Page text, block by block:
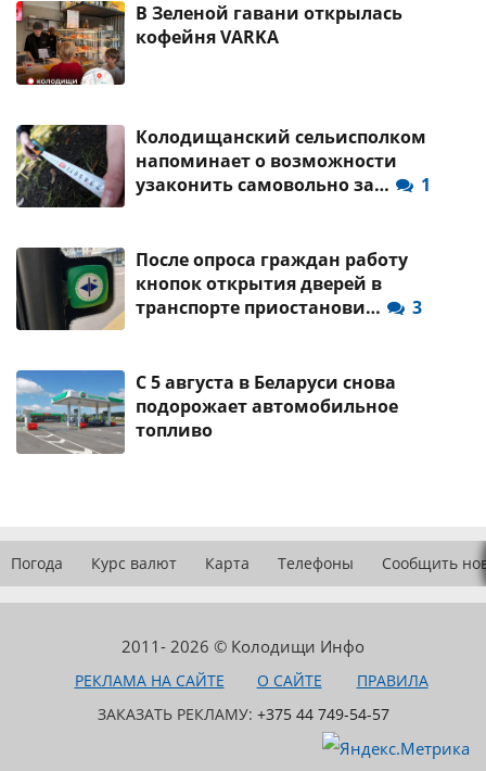
В Зеленой гавани открылась
кофейня VARKA
Колодищанский сельисполком
напоминает о возможности
узаконить самовольно за…
1
После опроса граждан работу
кнопок открытия дверей в
транспорте приостанови…
3
С 5 августа в Беларуси снова
подорожает автомобильное
топливо
Погода Курс валют Карта Телефоны Сообщить
2011- 2026 © Колодищи Инфо
РЕКЛАМА НА САЙТЕ О САЙТЕ
ПРАВИЛА
ЗАКАЗАТЬ РЕКЛАМУ: +375 44 749-54-57